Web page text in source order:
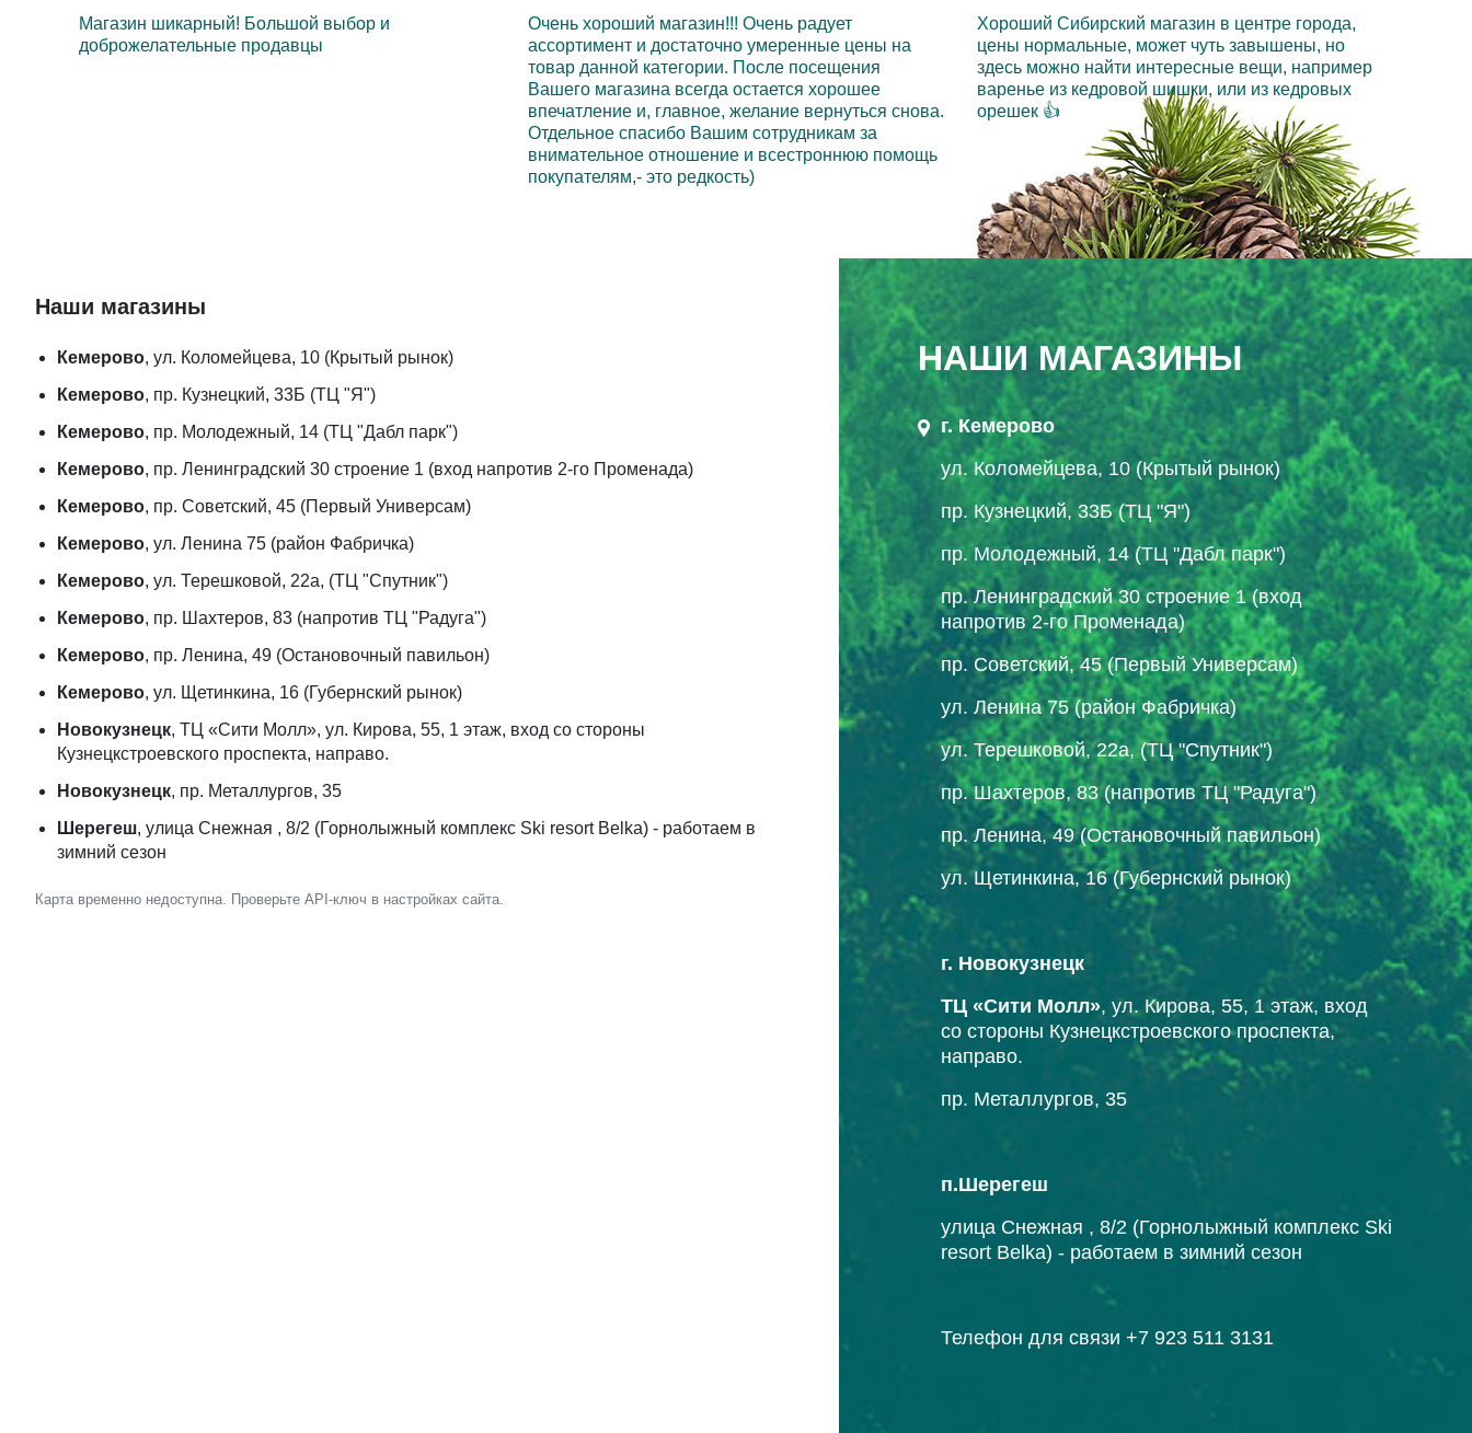
Магазин шикарный! Большой выбор и
доброжелательные продавцы
Очень хороший магазин!!! Очень радует
ассортимент и достаточно умеренные цены на
товар данной категории. После посещения
Вашего магазина всегда остается хорошее
впечатление и, главное, желание вернуться снова.
Отдельное спасибо Вашим сотрудникам за
внимательное отношение и всестроннюю помощь
покупателям,- это редкость)
Хороший Сибирский магазин в центре города,
цены нормальные, может чуть завышены, но
здесь можно найти интересные вещи, например
варенье из кедровой шишки, или из кедровых
орешек 👍
Наши магазины
Кемерово, ул. Коломейцева, 10 (Крытый рынок)
Кемерово, пр. Кузнецкий, 33Б (ТЦ "Я")
Кемерово, пр. Молодежный, 14 (ТЦ "Дабл парк")
Кемерово, пр. Ленинградский 30 строение 1 (вход напротив 2-го Променада)
Кемерово, пр. Советский, 45 (Первый Универсам)
Кемерово, ул. Ленина 75 (район Фабричка)
Кемерово, ул. Терешковой, 22а, (ТЦ "Спутник")
Кемерово, пр. Шахтеров, 83 (напротив ТЦ "Радуга")
Кемерово, пр. Ленина, 49 (Остановочный павильон)
Кемерово, ул. Щетинкина, 16 (Губернский рынок)
Новокузнецк, ТЦ «Сити Молл», ул. Кирова, 55, 1 этаж, вход со стороны
Кузнецкстроевского проспекта, направо.
Новокузнецк, пр. Металлургов, 35
Шерегеш, улица Снежная , 8/2 (Горнолыжный комплекс Ski resort Belka) - работаем в
зимний сезон
Карта временно недоступна. Проверьте API-ключ в настройках сайта.
НАШИ МАГАЗИНЫ
г. Кемерово
ул. Коломейцева, 10 (Крытый рынок)
пр. Кузнецкий, 33Б (ТЦ "Я")
пр. Молодежный, 14 (ТЦ "Дабл парк")
пр. Ленинградский 30 строение 1 (вход
напротив 2-го Променада)
пр. Советский, 45 (Первый Универсам)
ул. Ленина 75 (район Фабричка)
ул. Терешковой, 22а, (ТЦ "Спутник")
пр. Шахтеров, 83 (напротив ТЦ "Радуга")
пр. Ленина, 49 (Остановочный павильон)
ул. Щетинкина, 16 (Губернский рынок)
г. Новокузнецк
ТЦ «Сити Молл», ул. Кирова, 55, 1 этаж, вход
со стороны Кузнецкстроевского проспекта,
направо.
пр. Металлургов, 35
п.Шерегеш
улица Снежная , 8/2 (Горнолыжный комплекс Ski
resort Belka) - работаем в зимний сезон
Телефон для связи +7 923 511 3131